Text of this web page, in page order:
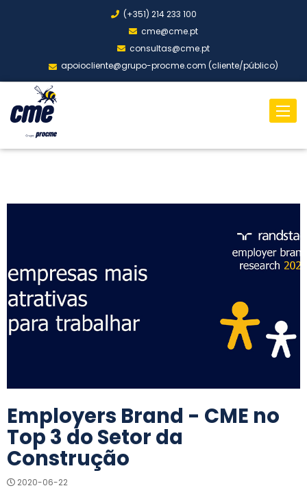
(+351) 214 233 100
cme@cme.pt
consultas@cme.pt
apoiocliente@grupo-procme.com (cliente/público)
Employers Brand - CME no
Top 3 do Setor da
Construção
2020-06-22